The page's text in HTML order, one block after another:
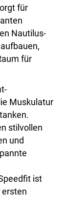
für
Nautilus-
für
Muskulatur
stilvollen
und
ist
ersten